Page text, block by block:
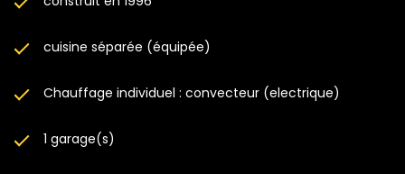
cuisine séparée (équipée)
Chauffage individuel : convecteur (electrique)
1 garage(s)